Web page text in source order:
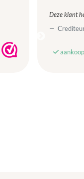
Deze klant